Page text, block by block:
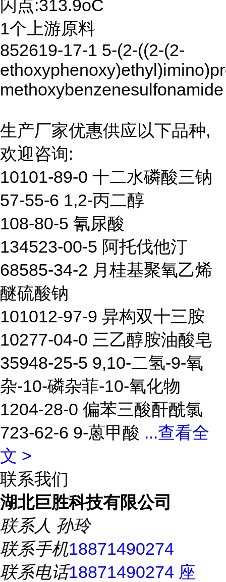
闪点:313.9oC
1个上游原料
852619-17-1 5-(2-((2-(2-
methoxybenzenesulfonamide
生产厂家优惠供应以下品种,
欢迎咨询:
10101-89-0 十二水磷酸三钠
57-55-6 1,2-丙二醇
108-80-5 氰尿酸
134523-00-5 阿托伐他汀
68585-34-2 月桂基聚氧乙烯
醚硫酸钠
101012-97-9 异构双十三胺
10277-04-0 三乙醇胺油酸皂
35948-25-5 9,10-二氢-9-氧
杂-10-磷杂菲-10-氧化物
1204-28-0 偏苯三酸酐酰氯
723-62-6 9-蒽甲酸 ...查看全
文 >
联系我们
湖北巨胜科技有限公司
联系人 孙玲
联系手机18871490274
联系电话18871490274 座